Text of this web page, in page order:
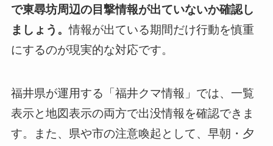
で東尋坊周辺の目撃情報が出ていないか確認し
ましょう。情報が出ている期間だけ行動を慎重
にするのが現実的な対応です。
福井県が運用する「福井クマ情報」では、一覧
表示と地図表示の両方で出没情報を確認できま
す。また、県や市の注意喚起として、早朝・夕